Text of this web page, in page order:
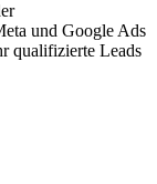
und Google Ads
qualifizierte Leads